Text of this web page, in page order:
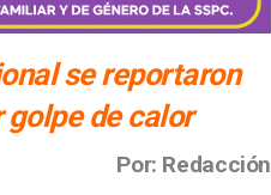
se reportaron
de calor
Por: Redacción